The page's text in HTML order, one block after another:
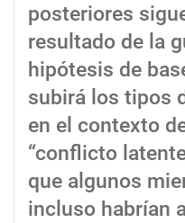
posteriores
resultado de la
hipótesis de
subirá los tipos
en el contexto
“conflicto
que algunos
incluso habrían